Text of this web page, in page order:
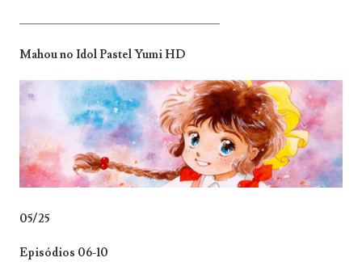
_______________________________
Mahou no Idol Pastel Yumi HD
05/25
Episódios 06-10